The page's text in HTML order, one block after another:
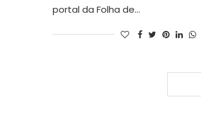
portal da Folha de…